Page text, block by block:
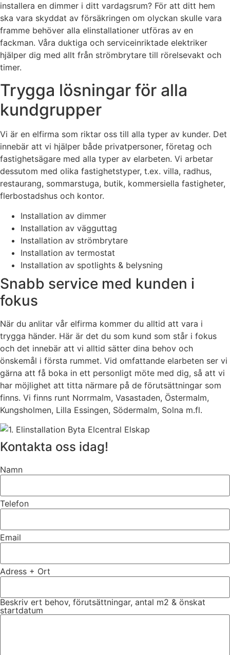
installera en dimmer i ditt vardagsrum? För att ditt hem
ska vara skyddat av försäkringen om olyckan skulle vara
framme behöver alla elinstallationer utföras av en
fackman. Våra duktiga och serviceinriktade elektriker
hjälper dig med allt från strömbrytare till rörelsevakt och
timer.
Trygga lösningar för alla
kundgrupper
Vi är en elfirma som riktar oss till alla typer av kunder. Det
innebär att vi hjälper både privatpersoner, företag och
fastighetsägare med alla typer av elarbeten. Vi arbetar
dessutom med olika fastighetstyper, t.ex. villa, radhus,
restaurang, sommarstuga, butik, kommersiella fastigheter,
flerbostadshus och kontor.
Installation av dimmer
Installation av vägguttag
Installation av strömbrytare
Installation av termostat
Installation av spotlights & belysning
Snabb service med kunden i
fokus
När du anlitar vår elfirma kommer du alltid att vara i
trygga händer. Här är det du som kund som står i fokus
och det innebär att vi alltid sätter dina behov och
önskemål i första rummet. Vid omfattande elarbeten ser vi
gärna att få boka in ett personligt möte med dig, så att vi
har möjlighet att titta närmare på de förutsättningar som
finns. Vi finns runt Norrmalm, Vasastaden, Östermalm,
Kungsholmen, Lilla Essingen, Södermalm, Solna m.fl.
Kontakta oss idag!
Namn
Telefon
Email
Adress + Ort
Beskriv ert behov, förutsättningar, antal m2 & önskat
startdatum